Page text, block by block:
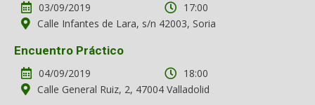
03/09/2019
17:00
Calle Infantes de Lara, s/n 42003, Soria
Encuentro Práctico
04/09/2019
18:00
Calle General Ruiz, 2, 47004 Valladolid